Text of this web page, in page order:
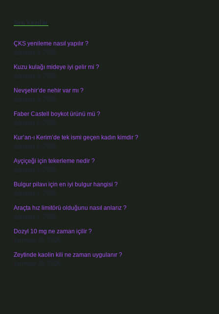
Son Yazılar
ÇKS yenileme nasıl yapılır ?
Ağustos 9, 2026
Kuzu kulağı mideye iyi gelir mi ?
Ağustos 8, 2026
Nevşehir’de nehir var mı ?
Ağustos 8, 2026
Faber Castell boykot ürünü mü ?
Ağustos 6, 2026
Kur’an-ı Kerim’de tek ismi geçen kadın kimdir ?
Ağustos 6, 2026
Ayçiçeği için tekerleme nedir ?
Ağustos 5, 2026
Bulgur pilavı için en iyi bulgur hangisi ?
Ağustos 4, 2026
Araçta hız limitörü olduğunu nasıl anlarız ?
Ağustos 4, 2026
Dozyl 10 mg ne zaman içilir ?
Temmuz 30, 2026
Zeytinde kaolin kili ne zaman uygulanır ?
Temmuz 29, 2026